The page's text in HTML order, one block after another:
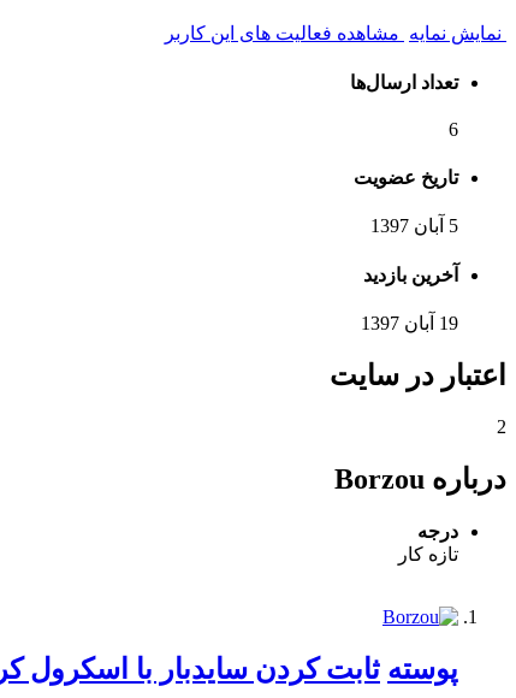
نمایش نمایه مشاهده فعالیت های این کاربر
تعداد ارسال‌ها
6
تاریخ عضویت
5 آبان 1397
آخرین بازدید
19 آبان 1397
اعتبار در سایت
2
درباره Borzou
درجه
تازه کار
پوسته ثابت کردن سایدبار با اسکرول